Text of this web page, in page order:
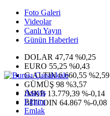
Foto Galeri
Videolar
Canlı Yayın
Günün Haberleri
DOLAR 47,74 %0,25
EURO 55,25 %0,43
G.ALTIN6.660,55 %2,59
GÜMÜŞ 98 %3,57
IMKB 13.779,39 %-0,14
BITCOIN 64.867 %-0,08
Asayiş
Eğitim
Emlak